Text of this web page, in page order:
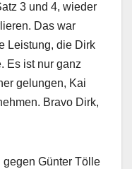
3 und 4, wieder
Das war
Leistung, die Dirk
Es ist nur ganz
gelungen, Kai
Bravo Dirk,
Günter Tölle